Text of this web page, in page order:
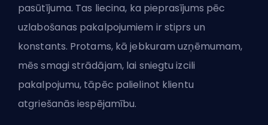
pasūtījuma. Tas liecina, ka pieprasījums pēc
uzlabošanas pakalpojumiem ir stiprs un
konstants. Protams, kā jebkuram uzņēmumam,
mēs smagi strādājam, lai sniegtu izcili
pakalpojumu, tāpēc palielinot klientu
atgriešanās iespējamību.